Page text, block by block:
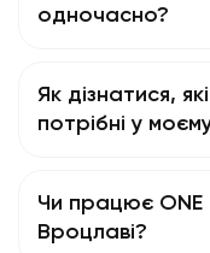
одночасно?
Як дізнатися,
потрібні у
Чи працює ONE
Вроцлаві?